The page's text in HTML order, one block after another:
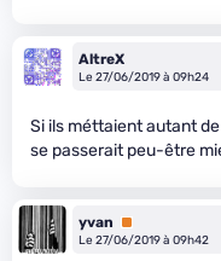
AltreX
Le 27/06/2019 à 09h24
Si ils méttaient autant
se passerait peu-être
yvan
Premium
Le 27/06/2019 à 09h42